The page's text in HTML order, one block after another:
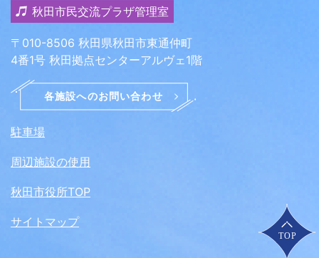
秋田市民交流プラザ管理室
〒010-8506 秋田県秋田市東通仲町
4番1号 秋田拠点センターアルヴェ1階
駐車場
周辺施設の使用
秋田市役所TOP
サイトマップ